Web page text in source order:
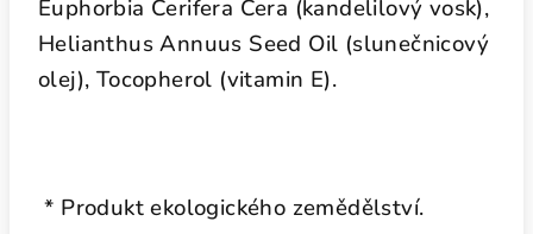
Euphorbia Cerifera Cera (kandelilový vosk),
Helianthus Annuus Seed Oil (slunečnicový
olej), Tocopherol (vitamin E).
* Produkt ekologického zemědělství.